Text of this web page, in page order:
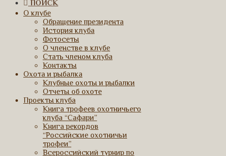
ПОИСК
О клубе
Обращение президента
История клуба
Фотосеты
О членстве в клубе
Стать членом клуба
Контакты
Охота и рыбалка
Клубные охоты и рыбалки
Отчеты об охоте
Проекты клуба
Книга трофеев охотничьего
клуба “Сафари”
Книга рекордов
“Российские охотничьи
трофеи”
Всероссийский турнир по